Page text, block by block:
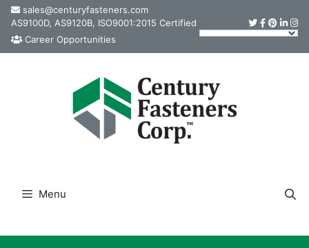
Skip
content
sales@centuryfasteners.com
AS9100D, AS9120B, ISO9001:2015 Certified
Career Opportunities
Menu